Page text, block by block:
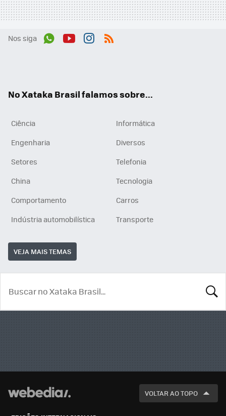
Nos siga
No Xataka Brasil falamos sobre...
Ciência
Informática
Engenharia
Diversos
Setores
Telefonia
China
Tecnologia
Comportamento
Carros
Indústria automobilística
Transporte
VEJA MAIS TEMAS
VOLTAR AO TOPO